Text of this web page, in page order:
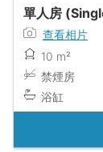
單人房
查看相片
10 m²
禁煙房
浴缸